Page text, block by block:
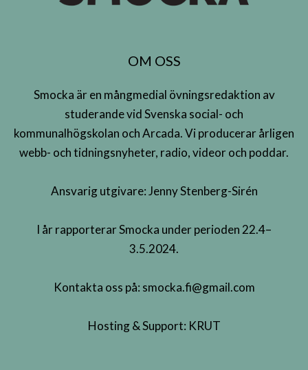
OM OSS
Smocka är en mångmedial övningsredaktion av
studerande vid Svenska social- och
kommunalhögskolan och Arcada. Vi producerar årligen
webb- och tidningsnyheter, radio, videor och poddar.
Ansvarig utgivare: Jenny Stenberg-Sirén
I år rapporterar Smocka under perioden 22.4–
3.5.2024.
Kontakta oss på: smocka.fi@gmail.com
Hosting & Support: KRUT